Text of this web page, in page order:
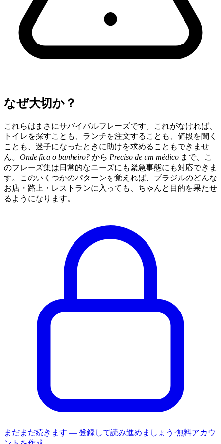
なぜ大切か？
これらはまさにサバイバルフレーズです。これがなければ、
トイレを探すことも、ランチを注文することも、値段を聞く
ことも、迷子になったときに助けを求めることもできませ
ん。 Onde fica o banheiro? から Preciso de um médico まで、こ
のフレーズ集は日常的なニーズにも緊急事態にも対応できま
す。このいくつかのパターンを覚えれば、ブラジルのどんな
お店・路上・レストランに入っても、ちゃんと目的を果たせ
るようになります。
まだまだ続きます — 登録して読み進めましょう ·無料アカウ